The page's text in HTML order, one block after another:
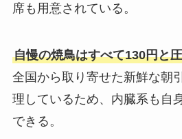
席も用意されている。
自慢の焼鳥はすべて130円と
全国から取り寄せた新鮮な朝
理しているため、内臓系も自
できる。